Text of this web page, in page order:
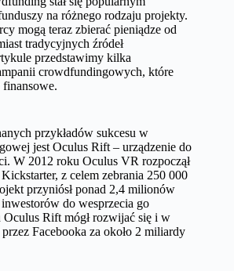
na różnego rodzaju projekty.
mogą teraz zbierać pieniądze od
tradycyjnych źródeł
przedstawimy kilka
crowdfundingowych, które
finansowe.
przykładów sukcesu w
jest Oculus Rift – urządzenie do
W 2012 roku Oculus VR rozpoczął
z celem zebrania 250 000
przyniósł ponad 2,4 milionów
do wesprzecia go
Rift mógł rozwijać się i w
Facebooka za około 2 miliardy